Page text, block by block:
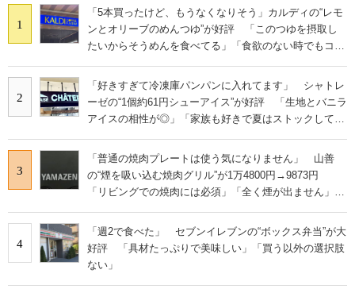
1
「5本買ったけど、もうなくなりそう」カルディの“レモ
ンとオリーブのめんつゆ”が好評 「このつゆを摂取し
たいからそうめんを食べてる」「食欲のない時でもコレ
2
「好きすぎて冷凍庫パンパンに入れてます」 シャトレ
ーゼの“1個約61円シューアイス”が好評 「生地とバニラ
アイスの相性が◎」「家族も好きで夏はストックして
3
「普通の焼肉プレートは使う気になりません」 山善
の“煙を吸い込む焼肉グリル”が1万4800円→9873円
「リビングでの焼肉には必須」「全く煙が出ません」と
4
「週2で食べた」 セブンイレブンの“ボックス弁当”が大
好評 「具材たっぷりで美味しい」「買う以外の選択肢
ない」